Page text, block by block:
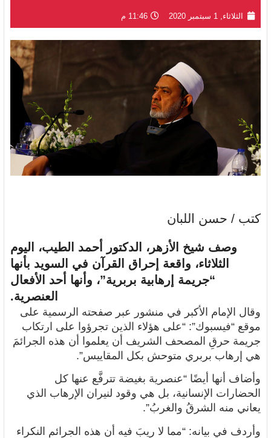
الثلاثاء, 1 سبتمبر 2020 11:46 م
كتب / حسن اللبان
وصف شيخ الأزهر، الدكتور أحمد الطيب، اليوم
الثلاثاء، واقعة إحراق القرآن في السويد بأنها
“جريمة إرهابية بربرية”، وأنها أحد الأفعال
العنصرية.
وقال الإمام الأكبر في منشور عبر صفحته الرسمية على
موقع “فيسبوك”: “على هؤلاء الذين تجرؤوا على ارتكاب
جريمة حرقِ المصحف الشريف أن يعلموا أن هذه الجرائمَ
هي إرهاب بربري متوحش بكل المقاييس”.
وأضاف أنها أيضًا “عنصرية بغيضة تترفَّع عنها كل
الحضارات الإنسانية، بل هي وقود لنيران الإرهاب الذي
يعاني منه الشرقُ والغربُ”.
وأردف في بيانه: “مما لا ريبَ فيه أن هذه الجرائم النكراء